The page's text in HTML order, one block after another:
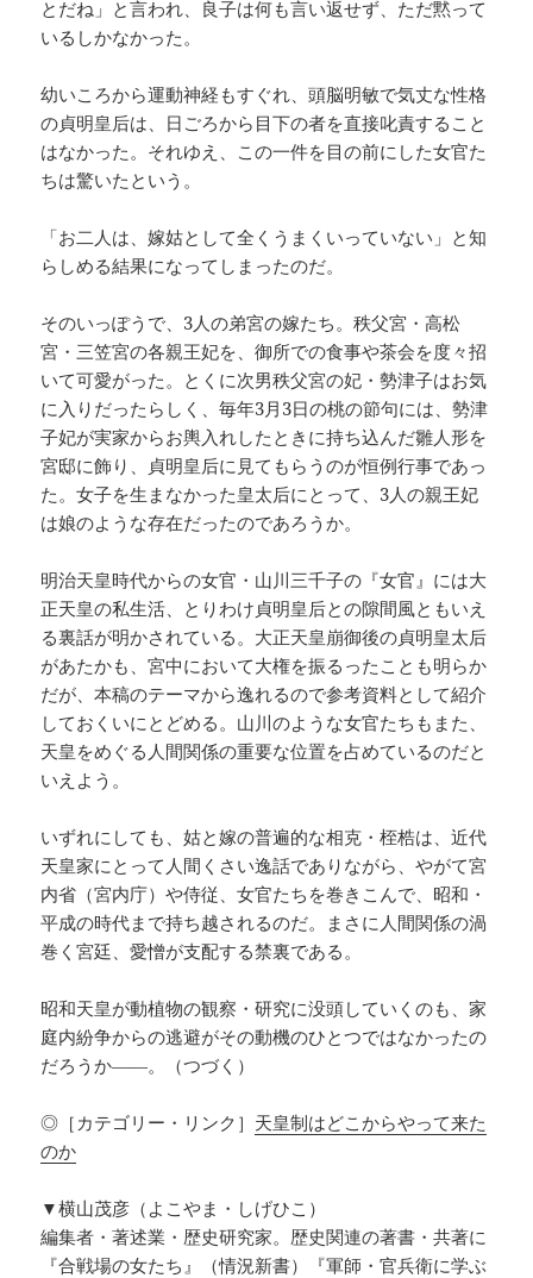
とだね」と言われ、良子は何も言い返せず、ただ黙って
いるしかなかった。
幼いころから運動神経もすぐれ、頭脳明敏で気丈な性格
の貞明皇后は、日ごろから目下の者を直接叱責すること
はなかった。それゆえ、この一件を目の前にした女官た
ちは驚いたという。
「お二人は、嫁姑として全くうまくいっていない」と知
らしめる結果になってしまったのだ。
そのいっぽうで、3人の弟宮の嫁たち。秩父宮・高松
宮・三笠宮の各親王妃を、御所での食事や茶会を度々招
いて可愛がった。とくに次男秩父宮の妃・勢津子はお気
に入りだったらしく、毎年3月3日の桃の節句には、勢津
子妃が実家からお輿入れしたときに持ち込んだ雛人形を
宮邸に飾り、貞明皇后に見てもらうのが恒例行事であっ
た。女子を生まなかった皇太后にとって、3人の親王妃
は娘のような存在だったのであろうか。
明治天皇時代からの女官・山川三千子の『女官』には大
正天皇の私生活、とりわけ貞明皇后との隙間風ともいえ
る裏話が明かされている。大正天皇崩御後の貞明皇太后
があたかも、宮中において大権を振るったことも明らか
だが、本稿のテーマから逸れるので参考資料として紹介
しておくいにとどめる。山川のような女官たちもまた、
天皇をめぐる人間関係の重要な位置を占めているのだと
いえよう。
いずれにしても、姑と嫁の普遍的な相克・桎梏は、近代
天皇家にとって人間くさい逸話でありながら、やがて宮
内省（宮内庁）や侍従、女官たちを巻きこんで、昭和・
平成の時代まで持ち越されるのだ。まさに人間関係の渦
巻く宮廷、愛憎が支配する禁裏である。
昭和天皇が動植物の観察・研究に没頭していくのも、家
庭内紛争からの逃避がその動機のひとつではなかったの
だろうか――。（つづく）
◎［カテゴリー・リンク］ 天皇制はどこからやって来た
のか
▼横山茂彦（よこやま・しげひこ）
編集者・著述業・歴史研究家。歴史関連の著書・共著に
『合戦場の女たち』（情況新書）『軍師・官兵衛に学ぶ